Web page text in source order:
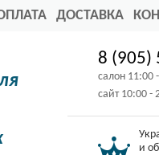
ДОСТАВКА
8 (905)
салон 11:00
сайт 10:00 -
и